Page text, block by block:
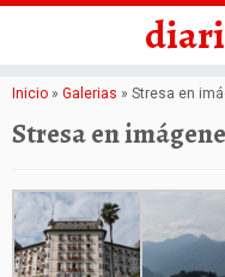
Saltar
al
Inicio » Galerias » Stresa en
Stresa en